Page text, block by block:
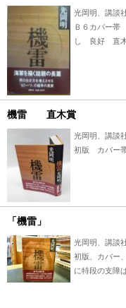
光岡明、講談
Ｂ６カバー
し 良好 直木
機雷 直木賞
光岡明、講談
初版 カバー
「機雷」
光岡明、講談
初版、カバー
に特段の支障